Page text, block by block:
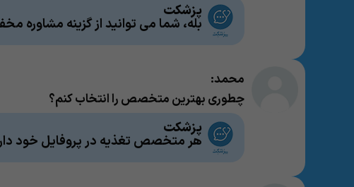
پزشکت
بله، شما می توانید از گزینه مشاوره
محمد:
چطوری بهترین متخصص را انتخاب کنم؟
پزشکت
هر متخصص تغذیه در پروفایل خود